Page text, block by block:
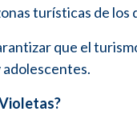
turísticas de
que el
adolescentes.